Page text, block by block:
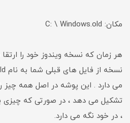
مکان: C: \ Windows.old
هر زمان که نسخه ویندوز خود را
می دارد . این پوشه در اصل همه چیز
تشکیل می دهد ، در صورتی که
، در خود نگه می دارد.